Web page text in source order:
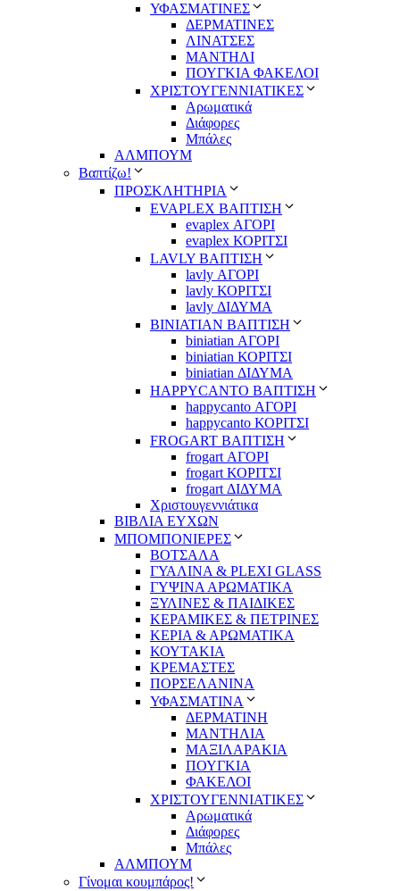
ΥΦΑΣΜΑΤΙΝΕΣ
ΔΕΡΜΑΤΙΝΕΣ
ΛΙΝΑΤΣΕΣ
ΜΑΝΤΗΛΙ
ΠΟΥΓΚΙΑ ΦΑΚΕΛΟΙ
ΧΡΙΣΤΟΥΓΕΝΝΙΑΤΙΚΕΣ
Αρωματικά
Διάφορες
Μπάλες
ΑΛΜΠΟΥΜ
Βαπτίζω!
ΠΡΟΣΚΛΗΤΗΡΙΑ
EVAPLEX ΒΑΠΤΙΣΗ
evaplex ΑΓΟΡΙ
evaplex ΚΟΡΙΤΣΙ
LAVLY ΒΑΠΤΙΣΗ
lavly ΑΓΟΡΙ
lavly ΚΟΡΙΤΣΙ
lavly ΔΙΔΥΜΑ
ΒΙΝΙΑΤΙΑΝ ΒΑΠΤΙΣΗ
biniatian ΑΓΟΡΙ
biniatian ΚΟΡΙΤΣΙ
biniatian ΔΙΔΥΜΑ
HAPPYCANTO ΒΑΠΤΙΣΗ
happycanto ΑΓΟΡΙ
happycanto ΚΟΡΙΤΣΙ
FROGART ΒΑΠΤΙΣΗ
frogart ΑΓΟΡΙ
frogart ΚΟΡΙΤΣΙ
frogart ΔΙΔΥΜΑ
Χριστουγεννιάτικα
ΒΙΒΛΙΑ ΕΥΧΩΝ
ΜΠΟΜΠΟΝΙΕΡΕΣ
ΒΟΤΣΑΛΑ
ΓΥΑΛΙΝΑ & PLEXI GLASS
ΓΥΨΙΝΑ ΑΡΩΜΑΤΙΚΑ
ΞΥΛΙΝΕΣ & ΠΑΙΔΙΚΕΣ
ΚΕΡΑΜΙΚΕΣ & ΠΕΤΡΙΝΕΣ
ΚΕΡΙΑ & ΑΡΩΜΑΤΙΚΑ
ΚΟΥΤΑΚΙΑ
ΚΡΕΜΑΣΤΕΣ
ΠΟΡΣΕΛΑΝΙΝΑ
ΥΦΑΣΜΑΤΙΝA
ΔΕΡΜΑΤΙΝΗ
ΜΑΝΤΗΛΙΑ
ΜΑΞΙΛΑΡΑΚΙΑ
ΠΟΥΓΚΙΑ
ΦΑΚΕΛΟΙ
ΧΡΙΣΤΟΥΓΕΝΝΙΑΤΙΚΕΣ
Αρωματικά
Διάφορες
Μπάλες
ΑΛΜΠΟΥΜ
Γίνομαι κουμπάρος!